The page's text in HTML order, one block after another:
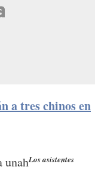
a tres chinos en
Los asistentes